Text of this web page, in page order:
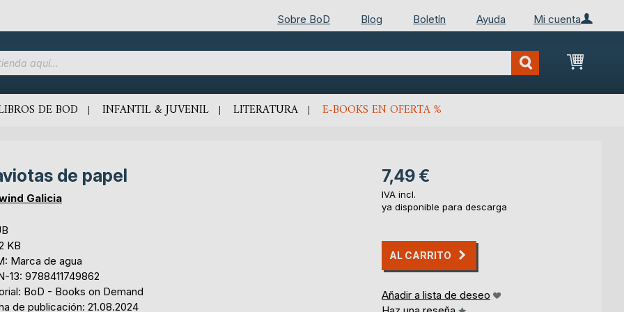
Mi cuenta
Sobre BoD Blog Boletín Ayuda
Mi
DE BOD INFANTIL & JUVENIL LITERATURA E-BOOKS EN OFERTA %
de papel
Galicia
KB
Marca de agua
13: 9788411749862
BoD - Books on Demand
de publicación: 21.08.2024
7,49 €
IVA incl.
ya disponible para descarga
AL CARRITO
Añadir a lista de deseo